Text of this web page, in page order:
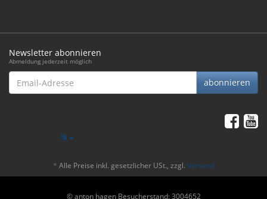
Newsletter abonnieren
Abmeldung jederzeit möglich
Email-
Adresse
abonnieren
* Alle Preise inkl. gesetzlicher USt., zzgl. Versand
© anton hagenBesucherstand: 3004652